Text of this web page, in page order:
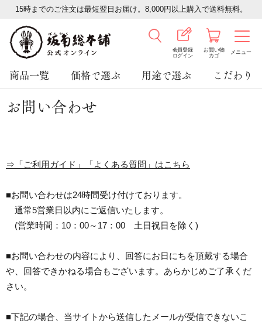
15時までのご注文は最短翌日お届け。8,000円以上購入で送料無料。
会員登録
ログイン
お買い物
カゴ
メニュー
商品一覧 価格で選ぶ 用途で選ぶ こだわり
お問い合わせ
⇒「ご利用ガイド」「よくある質問」はこちら
■お問い合わせは24時間受け付けております。
通常5営業日以内にご返信いたします。
(営業時間：10：00～17：00 土日祝日を除く)
■お問い合わせの内容により、回答にお日にちを頂戴する場合
や、回答できかねる場合もございます。あらかじめご了承くだ
さい。
■下記の場合、当サイトから送信したメールが受信できないこ